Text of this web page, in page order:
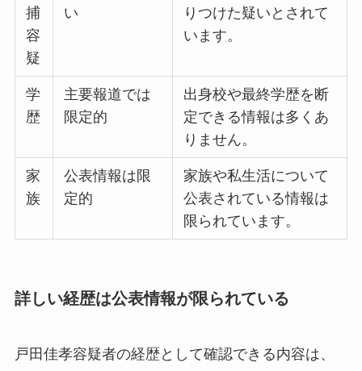
捕
容
疑
い
りつけた疑いとされて
います。
学
歴
主要報道では
限定的
出身校や最終学歴を断
定できる情報は多くあ
りません。
家
族
公表情報は限
定的
家族や私生活について
公表されている情報は
限られています。
詳しい経歴は公表情報が限られている
戸田佳孝容疑者の経歴として確認できる内容は、